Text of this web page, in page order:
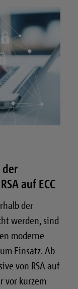
auf ECC
der
werden, sind
moderne
Einsatz. Ab
von RSA auf
vor kurzem